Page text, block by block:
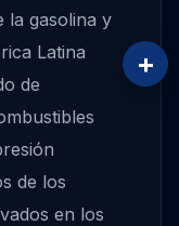
la gasolina y
Latina
de
de los
en los
+